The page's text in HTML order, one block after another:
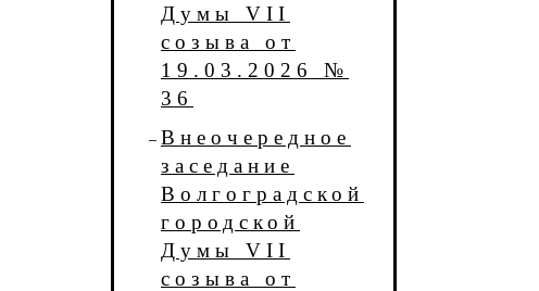
Думы VII
созыва от
19.03.2026 №
36
Внеочередное
заседание
Волгоградской
городской
Думы VII
созыва от